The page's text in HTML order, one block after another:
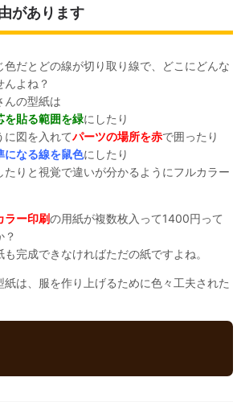
があります
色だとどの線が切り取り線で、どこにどんな
んよね？
んの型紙は
を貼る範囲を緑にしたり
に図を入れてパーツの場所を赤で囲ったり
になる線を鼠色にしたり
たりと視覚で違いが分かるようにフルカラー
ラー印刷の用紙が複数枚入って1400円って
？
完成できなければただの紙ですよね。
紙は、服を作り上げるために色々工夫された